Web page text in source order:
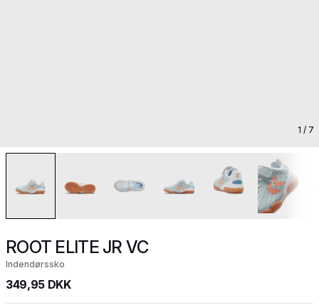
1 / 7
ROOT ELITE JR VC
Indendørssko
349,95 DKK